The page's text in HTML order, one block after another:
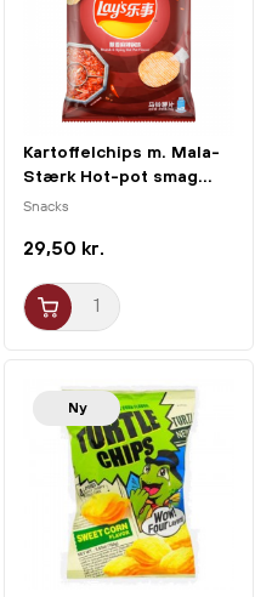
Kartoffelchips m. Mala-
Stærk Hot-pot smag...
Snacks
29,50 kr.
Ny